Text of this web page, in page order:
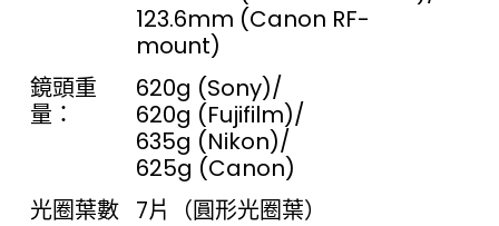
123.6mm (Canon RF-
mount)
鏡頭重
量：
620g (Sony)/
620g (Fujifilm)/
635g (Nikon)/
625g (Canon)
光圈葉數 7片（圓形光圈葉）